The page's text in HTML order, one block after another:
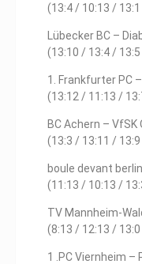
(13:4 / 10:13 /
Lübecker BC –
(13:10 / 13:4 /
1. Frankfurter PC
(13:12 / 11:13 /
BC Achern – VfSK
(13:3 / 13:11 /
boule devant
(11:13 / 10:13 /
TV Mannheim-
(8:13 / 12:13 /
1 .PC Viernheim –